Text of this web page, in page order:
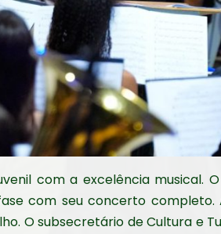
com a excelência musical.
com seu concerto completo.
O subsecretário de Cultura e